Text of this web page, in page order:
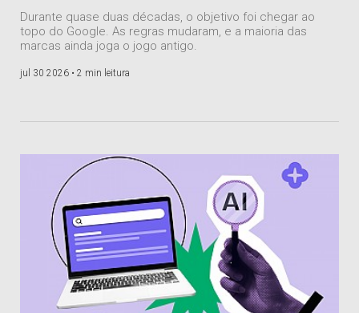
Durante quase duas décadas, o objetivo foi chegar ao
topo do Google. As regras mudaram, e a maioria das
marcas ainda joga o jogo antigo.
jul 30 2026 • 2 min leitura